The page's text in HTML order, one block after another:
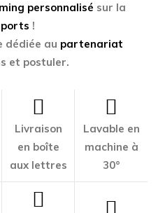
personnalisé sur la
!
dédiée au partenariat
et postuler.
Livraison
en boîte
aux lettres
Lavable en
machine à
30°